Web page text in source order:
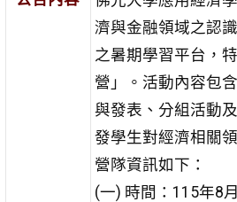
濟與金融領域之認
之暑期學習平台，
營」。活動內容包
與發表、分組活動
發學生對經濟相關
營隊資訊如下：
(一) 時間：115年8